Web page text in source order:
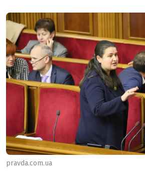
pravda.com.ua